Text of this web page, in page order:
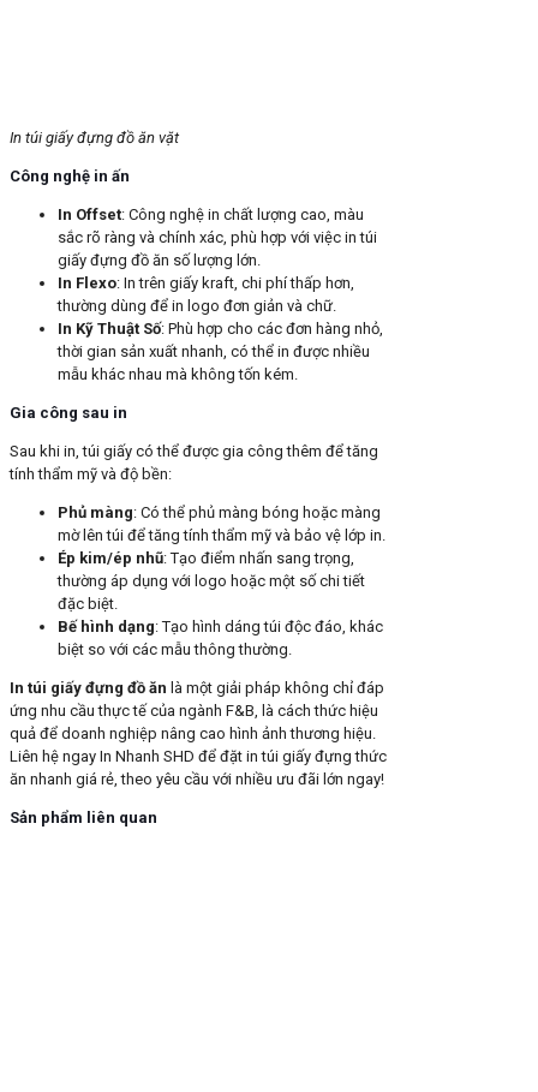
In túi giấy đựng đồ ăn vặt
Công nghệ in ấn
In Offset: Công nghệ in chất lượng cao, màu
sắc rõ ràng và chính xác, phù hợp với việc in túi
giấy đựng đồ ăn số lượng lớn.
In Flexo: In trên giấy kraft, chi phí thấp hơn,
thường dùng để in logo đơn giản và chữ.
In Kỹ Thuật Số: Phù hợp cho các đơn hàng nhỏ,
thời gian sản xuất nhanh, có thể in được nhiều
mẫu khác nhau mà không tốn kém.
Gia công sau in
Sau khi in, túi giấy có thể được gia công thêm để tăng
tính thẩm mỹ và độ bền:
Phủ màng: Có thể phủ màng bóng hoặc màng
mờ lên túi để tăng tính thẩm mỹ và bảo vệ lớp in.
Ép kim/ép nhũ: Tạo điểm nhấn sang trọng,
thường áp dụng với logo hoặc một số chi tiết
đặc biệt.
Bế hình dạng: Tạo hình dáng túi độc đáo, khác
biệt so với các mẫu thông thường.
In túi giấy đựng đồ ăn là một giải pháp không chỉ đáp
ứng nhu cầu thực tế của ngành F&B, là cách thức hiệu
quả để doanh nghiệp nâng cao hình ảnh thương hiệu.
Liên hệ ngay In Nhanh SHD để đặt in túi giấy đựng thức
ăn nhanh giá rẻ, theo yêu cầu với nhiều ưu đãi lớn ngay!
Sản phẩm liên quan